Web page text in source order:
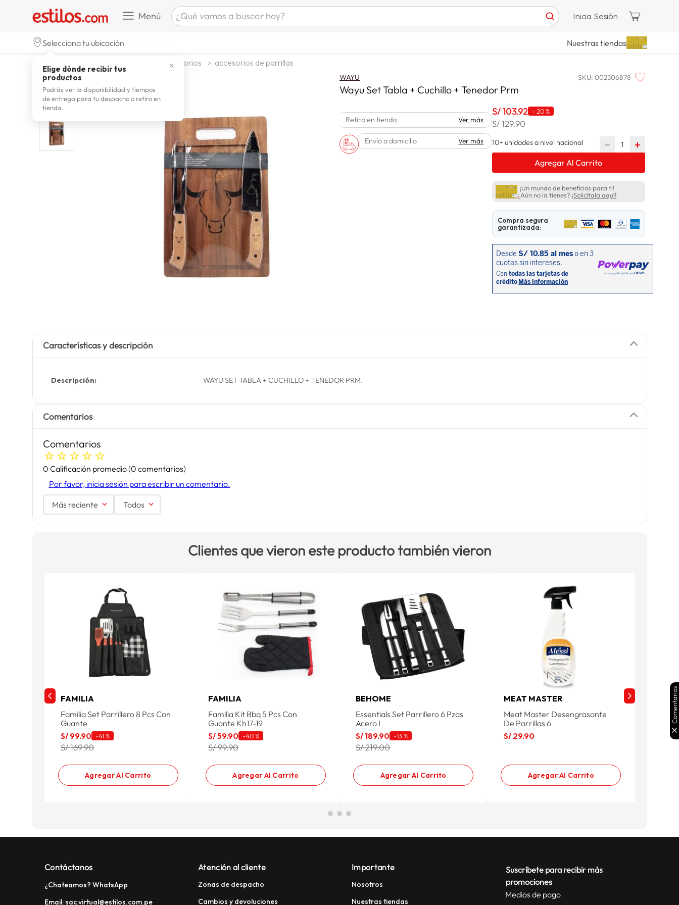
Menú ¿Qué vamos a buscar hoy?
5 zapatillas
6. tv
7. laptop
8. terrex
9 . spiderman
10 lavadora
Inicia Sesión
Selecciona tu ubicación
✕
Elige dónde recibir tus
productos
Podrás ver la disponibilidad y tiempos
de entrega para tu despacho o retiro en
tienda.
Nuestras tiendas
parrillas y accesorios accesorios de parrillas
WAYU SKU: 002306878
Wayu Set Tabla + Cuchillo + Tenedor Prm
Retiro en tienda Ver más
Envío a domicilio Ver más
S/103.92 -20 %
S/ 129.90
10+ unidades a nivel nacional ＋
－
Agregar Al Carrito
¡Un mundo de beneficios para ti!
¿Aún no la tienes? ¡Solicítala aquí!
Compra segura
garantizada:
Características y descripción
Descripción: WAYU SET TABLA + CUCHILLO + TENEDOR PRM.
Comentarios
Comentarios
☆☆☆☆☆
0 Calificación promedio(0 comentarios)
Por favor, inicia sesión para escribir un comentario.
Más reciente Todos
Clientes que vieron este producto también vieron
FAMILIA
Familia Set Parrillero 8 Pcs Con
Guante
S/ 99.90 -41 %
S/ 169.90
Agregar Al Carrito
FAMILIA
Familia Kit Bbq 5 Pcs Con
Guante Kh17-19
S/59.90 -40 %
S/ 99.90
Agregar Al Carrito
BEHOME
Essentials Set Parrillero 6 Pzas
Acero I
S/ 189.90 -13 %
S/ 219.00
Agregar Al Carrito
MEAT MASTER
Meat Master Desengrasante
De Parrillas 6
S/ 29.90
Agregar Al Carrito
WAYU
Wayu
Prm 8
.
Contáctanos
¿Chateamos? WhatsApp
Email: sac.virtual@estilos.com.pe
Atención al cliente
Zonas de despacho
Cambios y devoluciones
Importante
Nosotros
Nuestras tiendas
Suscríbete para recibir más
promociones
Medios de pago
Comentarios